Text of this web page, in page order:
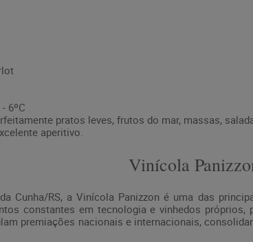
6ºC
pratos leves, frutos do mar, massas,
aperitivo.
Vinícola
Cunha/RS, a Vinícola Panizzon é uma das
constantes em tecnologia e vinhedos
premiações nacionais e internacionais,